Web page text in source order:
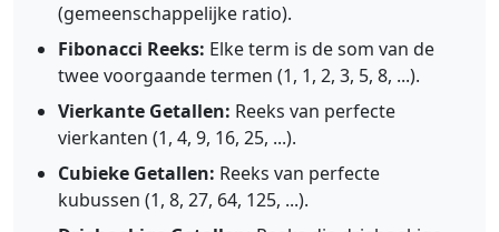
(gemeenschappelijke ratio).
Fibonacci Reeks: Elke term is de som van de
twee voorgaande termen (1, 1, 2, 3, 5, 8, ...).
Vierkante Getallen: Reeks van perfecte
vierkanten (1, 4, 9, 16, 25, ...).
Cubieke Getallen: Reeks van perfecte
kubussen (1, 8, 27, 64, 125, ...).